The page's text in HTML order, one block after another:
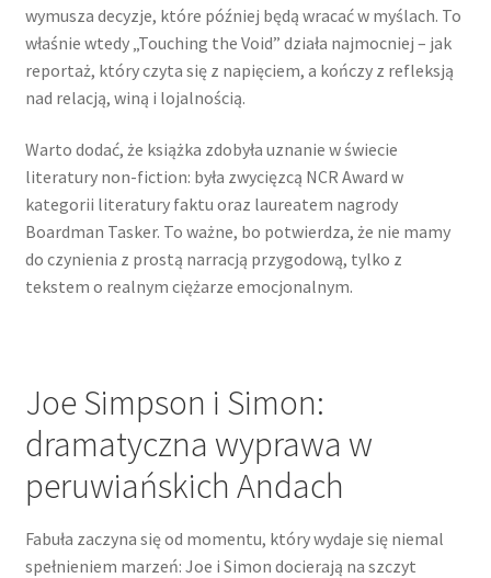
wymusza decyzje, które później będą wracać w myślach. To
właśnie wtedy „Touching the Void” działa najmocniej – jak
reportaż, który czyta się z napięciem, a kończy z refleksją
nad relacją, winą i lojalnością.
Warto dodać, że książka zdobyła uznanie w świecie
literatury non-fiction: była zwycięzcą NCR Award w
kategorii literatury faktu oraz laureatem nagrody
Boardman Tasker. To ważne, bo potwierdza, że nie mamy
do czynienia z prostą narracją przygodową, tylko z
tekstem o realnym ciężarze emocjonalnym.
Joe Simpson i Simon:
dramatyczna wyprawa w
peruwiańskich Andach
Fabuła zaczyna się od momentu, który wydaje się niemal
spełnieniem marzeń: Joe i Simon docierają na szczyt